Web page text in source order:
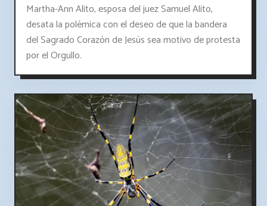
Martha-Ann Alito, esposa del juez Samuel Alito,
desata la polémica con el deseo de que la bandera
del Sagrado Corazón de Jesús sea motivo de protesta
por el Orgullo.